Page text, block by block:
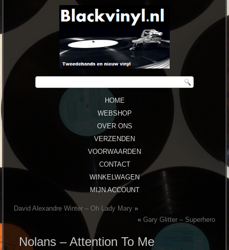
HOME
WEBSHOP
OVER ONS
VERZENDEN
VOORWAARDEN
CONTACT
WINKELWAGEN
MIJN ACCOUNT
David Alexandre Winter ‎– Oh Lady Mary »
« Gary Glitter ‎– Superhero
Nolans ‎– Attention To Me